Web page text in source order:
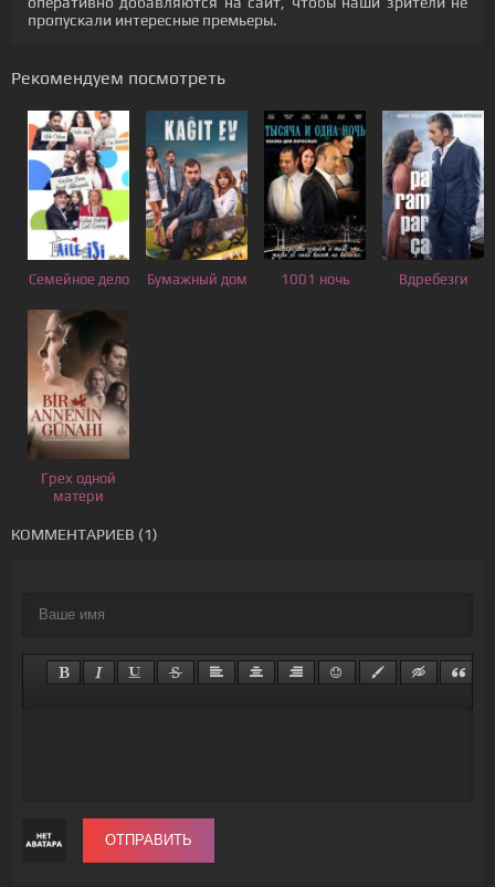
пропускали интересные премьеры.
Рекомендуем посмотреть
Семейное дело Бумажный дом 1001 ночь Вдребезги
Грех одной
матери
КОММЕНТАРИЕВ (1)
ОТПРАВИТЬ